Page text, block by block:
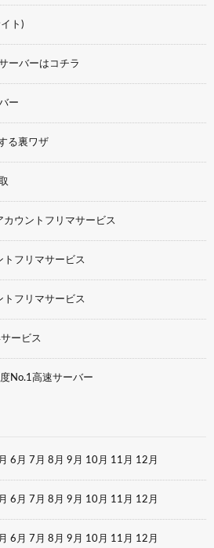
ト)
ーバーはコチラ
ー
る裏ワザ
カウントフリマサービス
トフリマサービス
トフリマサービス
ービス
No.1高速サーバー
6月 7月 8月 9月 10月 11月 12月
6月 7月 8月 9月 10月 11月 12月
6月 7月 8月 9月 10月 11月 12月